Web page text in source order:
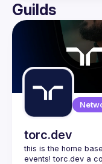
User
Events
Guilds
Guilds
torc.dev
this is the home
events! torc.dev a